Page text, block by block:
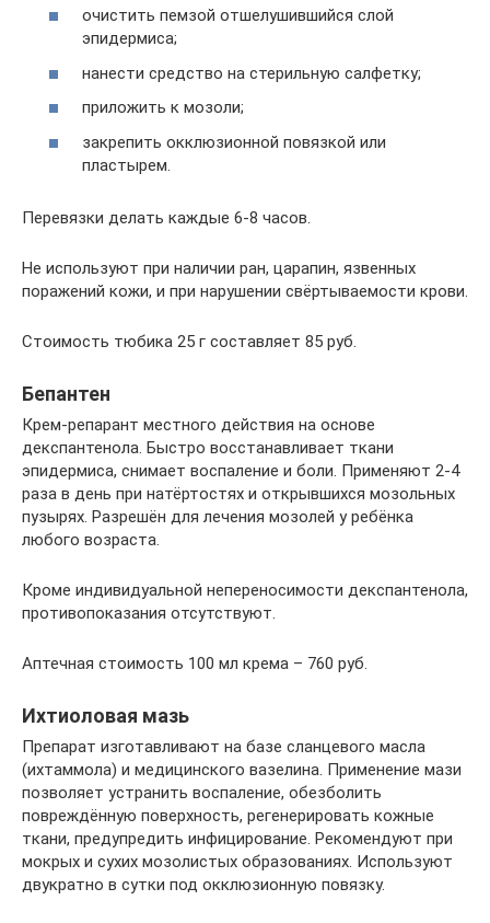
очистить пемзой отшелушившийся слой
эпидермиса;
нанести средство на стерильную салфетку;
приложить к мозоли;
закрепить окклюзионной повязкой или
пластырем.
Перевязки делать каждые 6-8 часов.
Не используют при наличии ран, царапин, язвенных
поражений кожи, и при нарушении свёртываемости крови.
Стоимость тюбика 25 г составляет 85 руб.
Бепантен
Крем-репарант местного действия на основе
декспантенола. Быстро восстанавливает ткани
эпидермиса, снимает воспаление и боли. Применяют 2-4
раза в день при натёртостях и открывшихся мозольных
пузырях. Разрешён для лечения мозолей у ребёнка
любого возраста.
Кроме индивидуальной непереносимости декспантенола,
противопоказания отсутствуют.
Аптечная стоимость 100 мл крема – 760 руб.
Ихтиоловая мазь
Препарат изготавливают на базе сланцевого масла
(ихтаммола) и медицинского вазелина. Применение мази
позволяет устранить воспаление, обезболить
повреждённую поверхность, регенерировать кожные
ткани, предупредить инфицирование. Рекомендуют при
мокрых и сухих мозолистых образованиях. Используют
двукратно в сутки под окклюзионную повязку.